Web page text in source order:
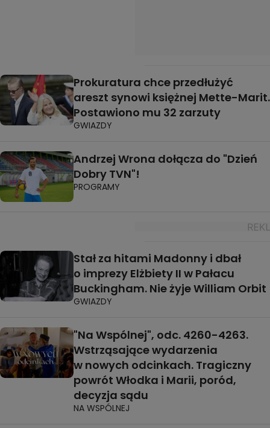
Prokuratura chce przedłużyć
areszt synowi księżnej Mette-Marit.
Postawiono mu 32 zarzuty
GWIAZDY
Andrzej Wrona dołącza do "Dzień
Dobry TVN"!
PROGRAMY
Stał za hitami Madonny i dbał
o imprezy Elżbiety II w Pałacu
Buckingham. Nie żyje William Orbit
GWIAZDY
"Na Wspólnej", odc. 4260-4263.
Wstrząsające wydarzenia
w nowych odcinkach. Tragiczny
powrót Włodka i Marii, poród,
decyzja sądu
NA WSPÓLNEJ